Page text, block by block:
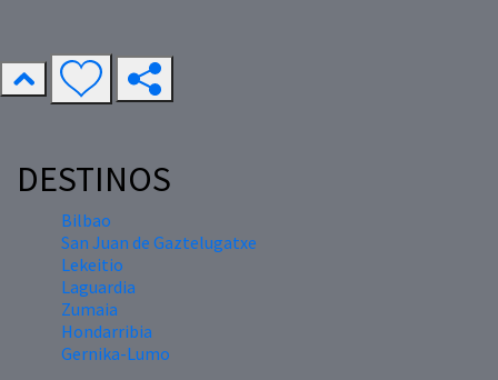
DESTINOS
Bilbao
San Juan de Gaztelugatxe
Lekeitio
Laguardia
Zumaia
Hondarribia
Gernika-Lumo